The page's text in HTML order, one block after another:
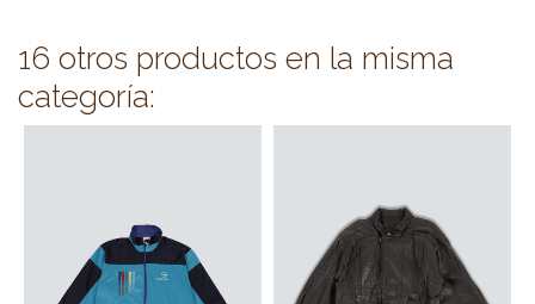
16 otros productos en la misma
categoría: